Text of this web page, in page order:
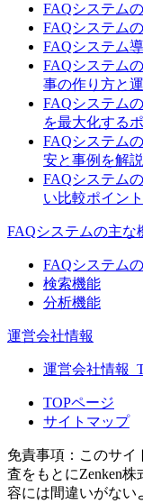
FAQシステム
FAQシステム
FAQシステム
FAQシステム
事の作り方と
FAQシステム
を最大化する
FAQシステム
安と事例を解説
FAQシステム
い比較ポイント
FAQシステムの主な
FAQシステム
検索機能
分析機能
運営会社情報
運営会社情報
TOPページ
サイトマップ
免責事項：このサイ
査をもとにZenken
容には間違いがない